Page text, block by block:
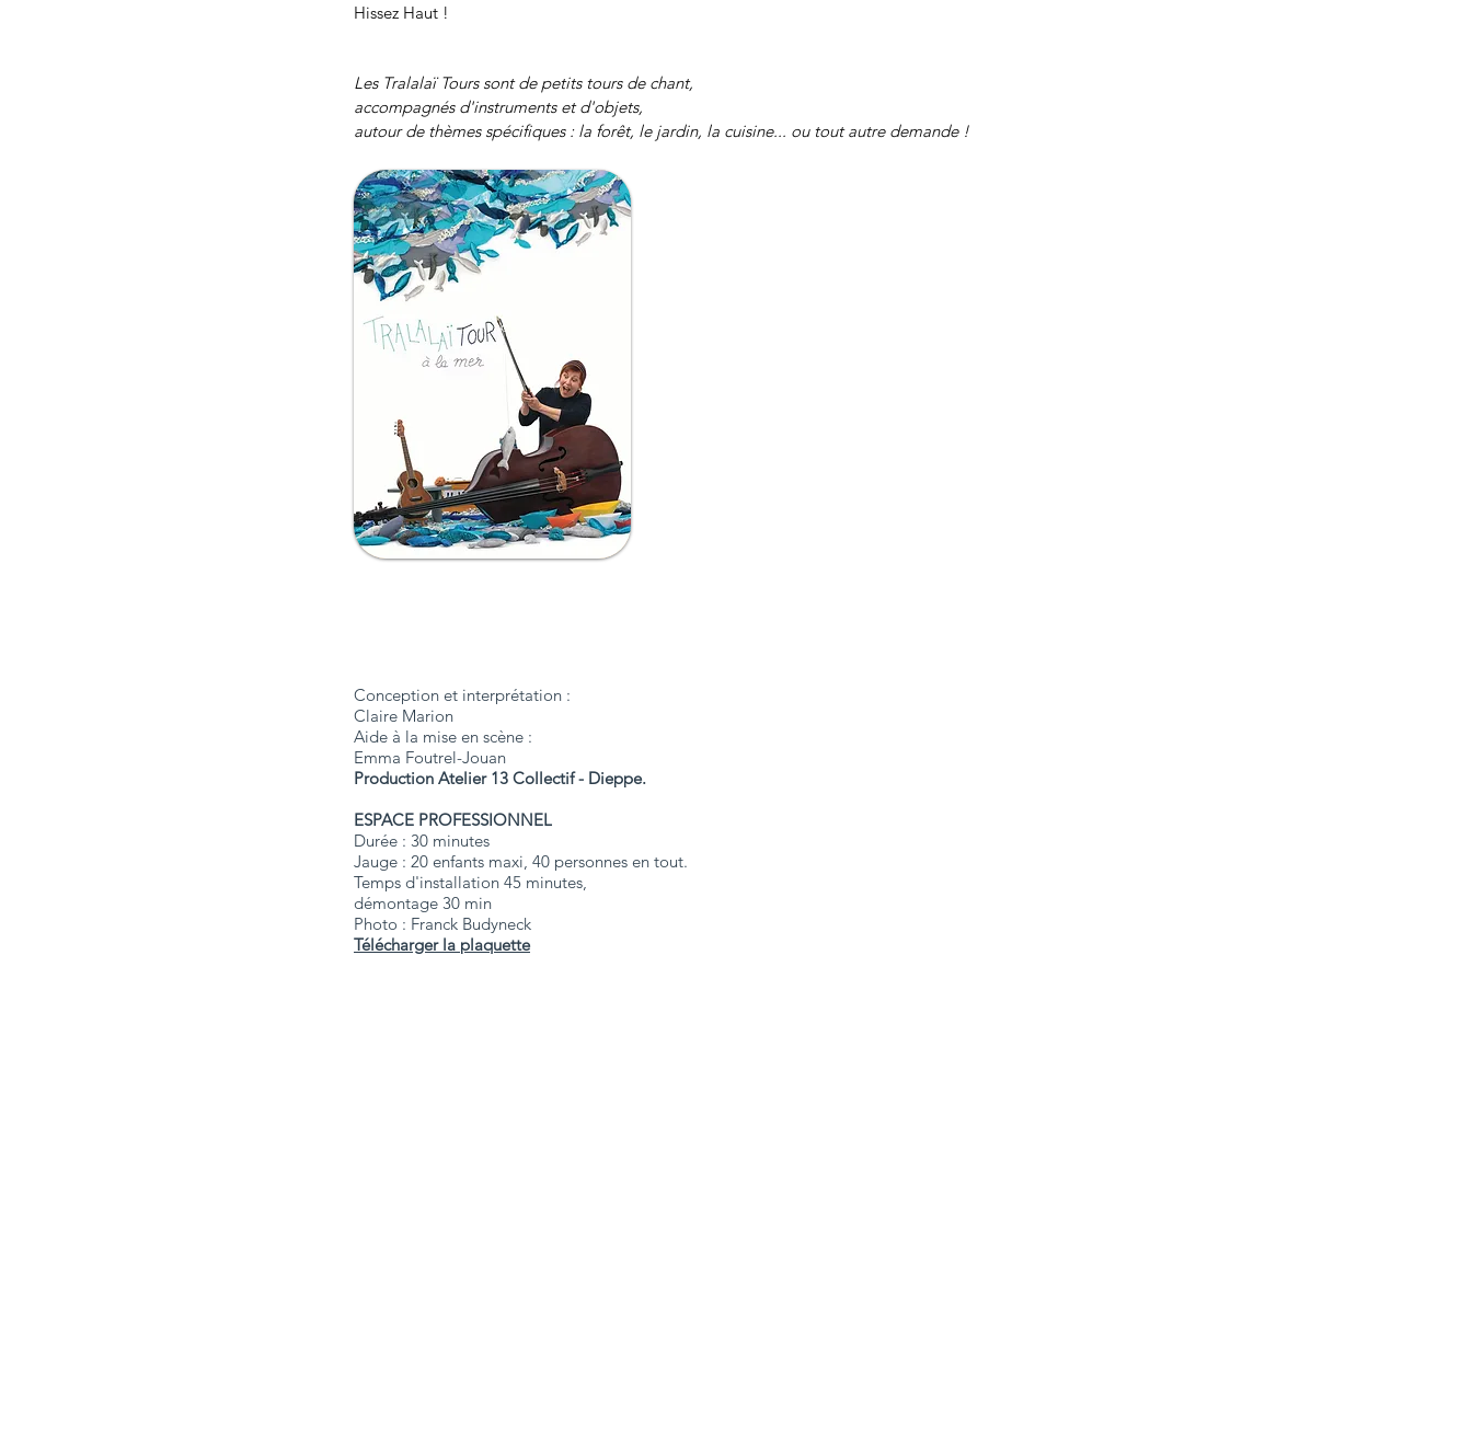
Hissez Haut !
Les Tralalaï Tours sont de petits tours de chant,
accompagnés d'instruments et d'objets,
autour de thèmes spécifiques : la forêt, le jardin, la cuisine... ou tout autre demande !
​Conception et interprétation :
Claire Marion
Aide à la mise en scène :
Emma Foutrel-Jouan
Production Atelier 13 Collectif - Dieppe.
ESPACE PROFESSIONNEL
Durée : 30 minutes
Jauge : 20 enfants maxi, 40 personnes en tout.
Temps d'installation 45 minutes,
démontage 30 min
Photo : Franck Budyneck
Télécharger la plaquette